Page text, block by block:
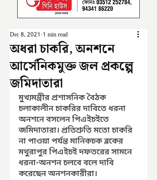
অধরা চাকরি, অনশনে
আর্সেনিকমুক্ত জল প্রকল্পে
জমিদাতারা
Dec 8, 2021 1 min read
মুখ্যমন্ত্রীর প্রশাসনিক বৈঠক
চলাকালীন চাকরির দাবিতে ধরনা
অনশনে বসলেন পিএইচইতে
জমিদাতারা। প্রতিশ্রুতি মতো চাকরি
না পাওয়া পর্যন্ত মানিকচক ব্লকের
মথুরাপুর পিএইচই দফতরের সামনে
ধরনা-অনশন চলবে বলে দাবি
করেছেন অনশনকারীরা।